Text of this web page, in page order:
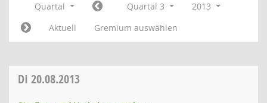
Quartal Quartal 3
2013
Aktuell
Gremium auswählen
DI 20.08.2013